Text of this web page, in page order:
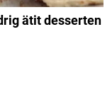
ätit desserten